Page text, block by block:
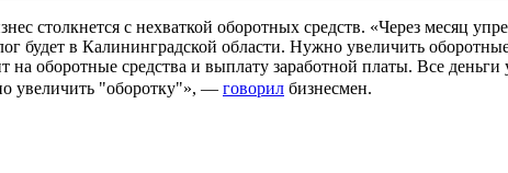
столкнется с нехваткой оборотных средств. «Через месяц
будет в Калининградской области. Нужно увеличить
оборотные средства и выплату заработной платы. Все
увеличить "оборотку"», — говорил бизнесмен.